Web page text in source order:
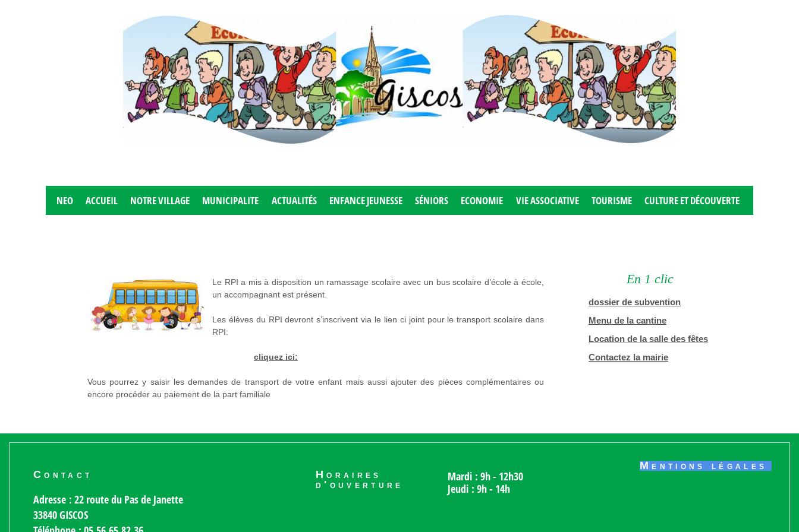
NEO ACCUEIL NOTRE VILLAGE MUNICIPALITE ACTUALITÉS ENFANCE JEUNESSE SÉNIORS ECONOMIE VIE ASSOCIATIVE TOURISME CULTURE ET DÉCOUVERTE
Le RPI a mis à disposition un ramassage scolaire avec un bus scolaire d’école à école,
un accompagnant est présent.
Les élèves du RPI devront s’inscrivent via le lien ci joint pour le transport scolaire dans
RPI:
cliquez ici:
Vous pourrez y saisir les demandes de transport de votre enfant mais aussi ajouter des pièces complémentaires ou
encore procéder au paiement de la part familiale
En 1 clic
dossier de subvention
Menu de la cantine
Location de la salle des fêtes
Contactez la mairie
Contact
Adresse : 22 route du Pas de Janette
33840 GISCOS
Horaires
d'ouverture
Mardi : 9h - 12h30
Jeudi : 9h - 14h
Mentions légales